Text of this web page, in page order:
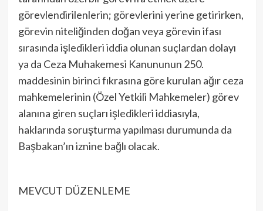
görevlendirilenlerin; görevlerini yerine getirirken,
görevin niteliğinden doğan veya görevin ifası
sırasında işledikleri iddia olunan suçlardan dolayı
ya da Ceza Muhakemesi Kanununun 250.
maddesinin birinci fıkrasına göre kurulan ağır ceza
mahkemelerinin (Özel Yetkili Mahkemeler) görev
alanına giren suçları işledikleri iddiasıyla,
haklarında soruşturma yapılması durumunda da
Başbakan’ın iznine bağlı olacak.
MEVCUT DÜZENLEME